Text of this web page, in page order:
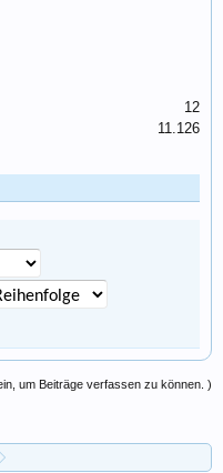
12
11.126
um Beiträge verfassen zu können. )